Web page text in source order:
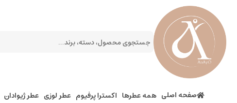
صفحه اصلی همه عطرها اکسترا پرفیوم عطر لوزی عطر ژیوادان